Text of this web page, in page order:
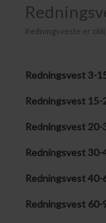
Redningsveste er
Redningsvest 3-
Redningsvest 15-
Redningsvest 20-
Redningsvest 30-
Redningsvest 40-
Redningsvest 60-